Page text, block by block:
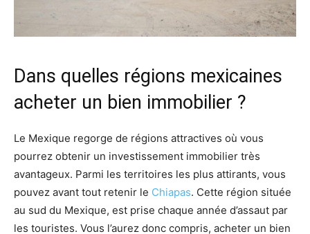
Dans quelles régions mexicaines
acheter un bien immobilier ?
Le Mexique regorge de régions attractives où vous
pourrez obtenir un investissement immobilier très
avantageux. Parmi les territoires les plus attirants, vous
pouvez avant tout retenir le Chiapas. Cette région située
au sud du Mexique, est prise chaque année d’assaut par
les touristes. Vous l’aurez donc compris, acheter un bien